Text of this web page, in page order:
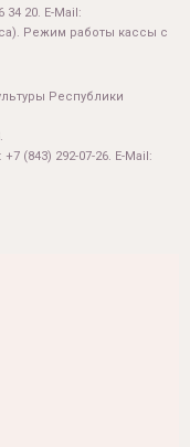
34 20. E-Mail:
Режим работы кассы с
Республики
(843) 292-07-26. E-Mail: